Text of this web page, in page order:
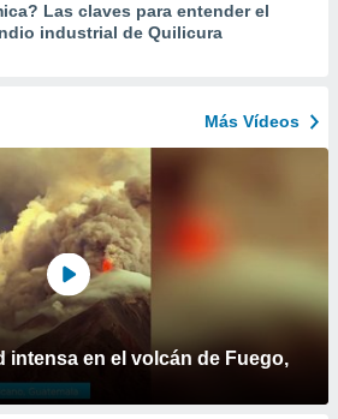
Las claves para entender el
industrial de Quilicura
Más Vídeos
intensa en el volcán de Fuego,